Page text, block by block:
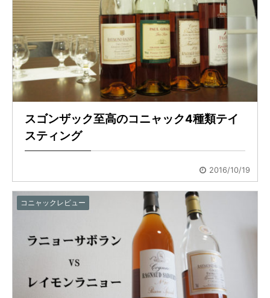
スゴンザック至高のコニャック4種類テイ
スティング
2016/10/19
コニャックレビュー